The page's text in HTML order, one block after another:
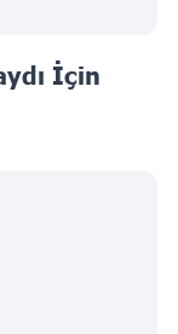
İçin